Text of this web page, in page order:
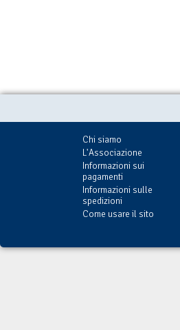
Chi siamo
L'Associazione
Informazioni sui
pagamenti
Informazioni sulle
spedizioni
Come usare il sito